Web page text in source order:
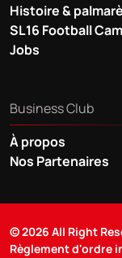
Histoire &
SL16 Football
Jobs
Business Club
À propos
Nos Partenaires
© 2026 All Right
Règlement d'ordre